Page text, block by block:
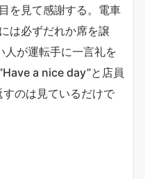
を見て感謝する。電車
は必ずだれか席を譲
人が運転手に一言礼を
a nice day”と店員
のは見ているだけで